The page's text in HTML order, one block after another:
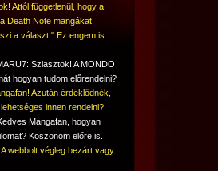
Attól függetlenül, hogy a
Death Note mangákat
a választ." Ez engem is
Sziasztok! A MONDO
hogyan tudom előrendelni?
Azután érdeklődnék,
innen rendelni?
Mangafan, hogyan
Köszönöm előre is.
webbolt végleg bezárt vagy